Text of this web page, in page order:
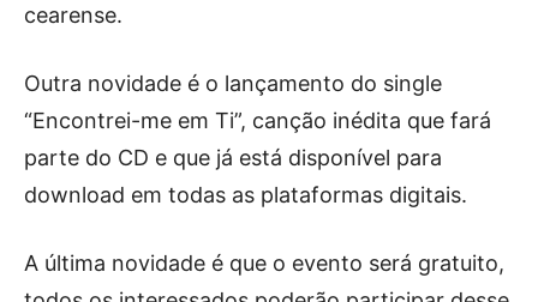
cearense.
Outra novidade é o lançamento do single
“Encontrei-me em Ti”, canção inédita que fará
parte do CD e que já está disponível para
download em todas as plataformas digitais.
A última novidade é que o evento será gratuito,